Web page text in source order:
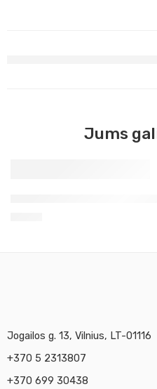
Jums
Jogailos g. 13, Vilnius, LT-01116
+370 5 2313807
+370 699 30438